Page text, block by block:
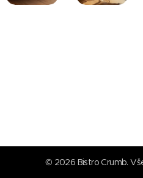
© 2026 Bistro Crumb.